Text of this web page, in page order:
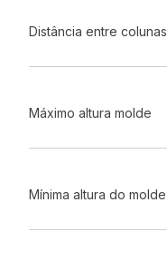
Distância entre colunas
Máximo altura molde
Mínima altura do molde